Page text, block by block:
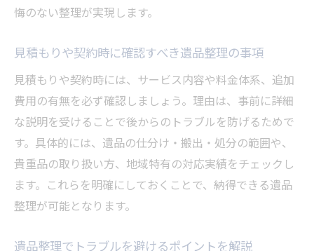
悔のない整理が実現します。
見積もりや契約時に確認すべき遺品整理の事項
見積もりや契約時には、サービス内容や料金体系、追加
費用の有無を必ず確認しましょう。理由は、事前に詳細
な説明を受けることで後からのトラブルを防げるためで
す。具体的には、遺品の仕分け・搬出・処分の範囲や、
貴重品の取り扱い方、地域特有の対応実績をチェックし
ます。これらを明確にしておくことで、納得できる遺品
整理が可能となります。
遺品整理でトラブルを避けるポイントを解説